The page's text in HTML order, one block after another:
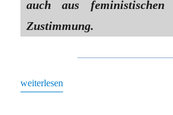
auch aus
Zustimmung.
„Wichtige Argumentationshilfe“
weiterlesen